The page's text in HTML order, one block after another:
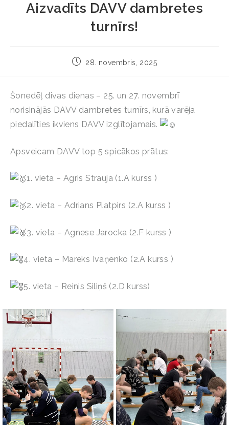
Aizvadīts DAVV dambretes
turnīrs!
28. novembris, 2025
Šonedēļ divas dienas – 25. un 27. novembrī
norisinājās DAVV dambretes turnīrs, kurā varēja
piedalīties ikviens DAVV izglītojamais.
Apsveicam DAVV top 5 spicākos prātus:
1. vieta – Agris Strauja (1.A kurss )
2. vieta – Adrians Platpirs (2.A kurss )
3. vieta – Agnese Jarocka (2.F kurss )
4. vieta – Mareks Ivaņenko (2.A kurss )
5. vieta – Reinis Siliņš (2.D kurss)